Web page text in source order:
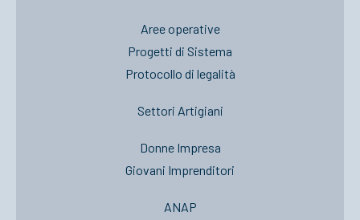
Aree operative
Progetti di Sistema
Protocollo di legalità
Settori Artigiani
Donne Impresa
Giovani Imprenditori
ANAP